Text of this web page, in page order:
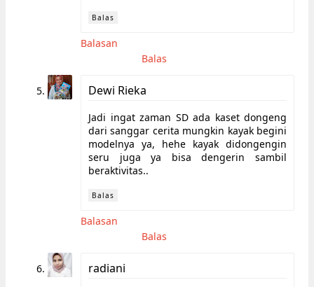
Balas
Balasan
Balas
Dewi Rieka
Jadi ingat zaman SD ada kaset dongeng
dari sanggar cerita mungkin kayak begini
modelnya ya, hehe kayak didongengin
seru juga ya bisa dengerin sambil
beraktivitas..
Balas
Balasan
Balas
radiani